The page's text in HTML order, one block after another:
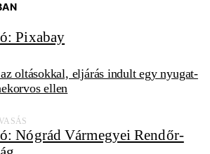
oltásokkal, eljárás indult egy nyugat-
ellen